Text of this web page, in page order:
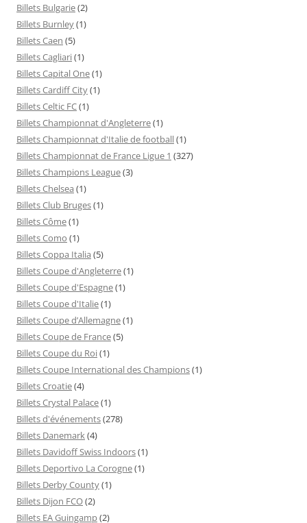
Billets Bulgarie(2)
Billets Burnley(1)
Billets Caen (5)
Billets Cagliari(1)
Billets Capital One(1)
Billets Cardiff City(1)
Billets Celtic FC(1)
Billets Championnat d'Angleterre(1)
Billets Championnat d'Italie de football(1)
Billets Championnat de France Ligue 1 (327)
Billets Champions League(3)
Billets Chelsea (1)
Billets Club Bruges(1)
Billets Côme(1)
Billets Como (1)
Billets Coppa Italia (5)
Billets Coupe d'Angleterre(1)
Billets Coupe d'Espagne(1)
Billets Coupe d'Italie(1)
Billets Coupe d’Allemagne(1)
Billets Coupe de France(5)
Billets Coupe du Roi(1)
Billets Coupe International des Champions(1)
Billets Croatie(4)
Billets Crystal Palace(1)
Billets d'événements(278)
Billets Danemark(4)
Billets Davidoff Swiss Indoors(1)
Billets Deportivo La Corogne(1)
Billets Derby County(1)
Billets Dijon FCO(2)
Billets EA Guingamp(2)